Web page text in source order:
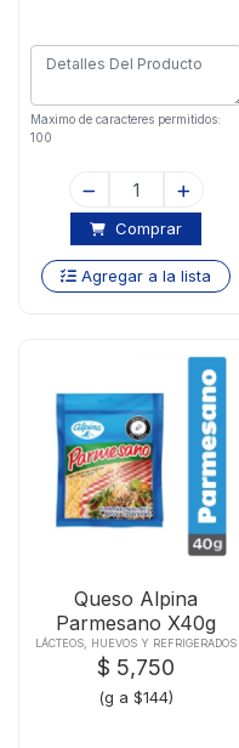
Maximo de caracteres permitidos:
100
Comprar
Agregar a la lista
Queso Alpina
Parmesano X40g
LÁCTEOS, HUEVOS Y REFRIGERADOS
$ 5,750
(g a $144)